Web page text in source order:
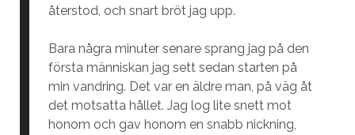
återstod, och snart bröt jag upp.
Bara några minuter senare sprang jag på den
första människan jag sett sedan starten på
min vandring. Det var en äldre man, på väg åt
det motsatta hållet. Jag log lite snett mot
honom och gav honom en snabb nickning,